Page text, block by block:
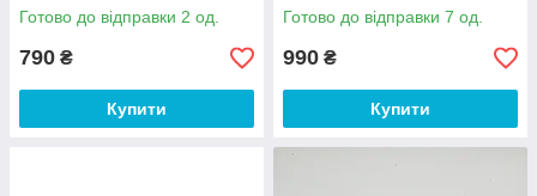
Готово до відправки 2 од.
790 ₴
Купити
Готово до відправки 7 од.
990 ₴
Купити